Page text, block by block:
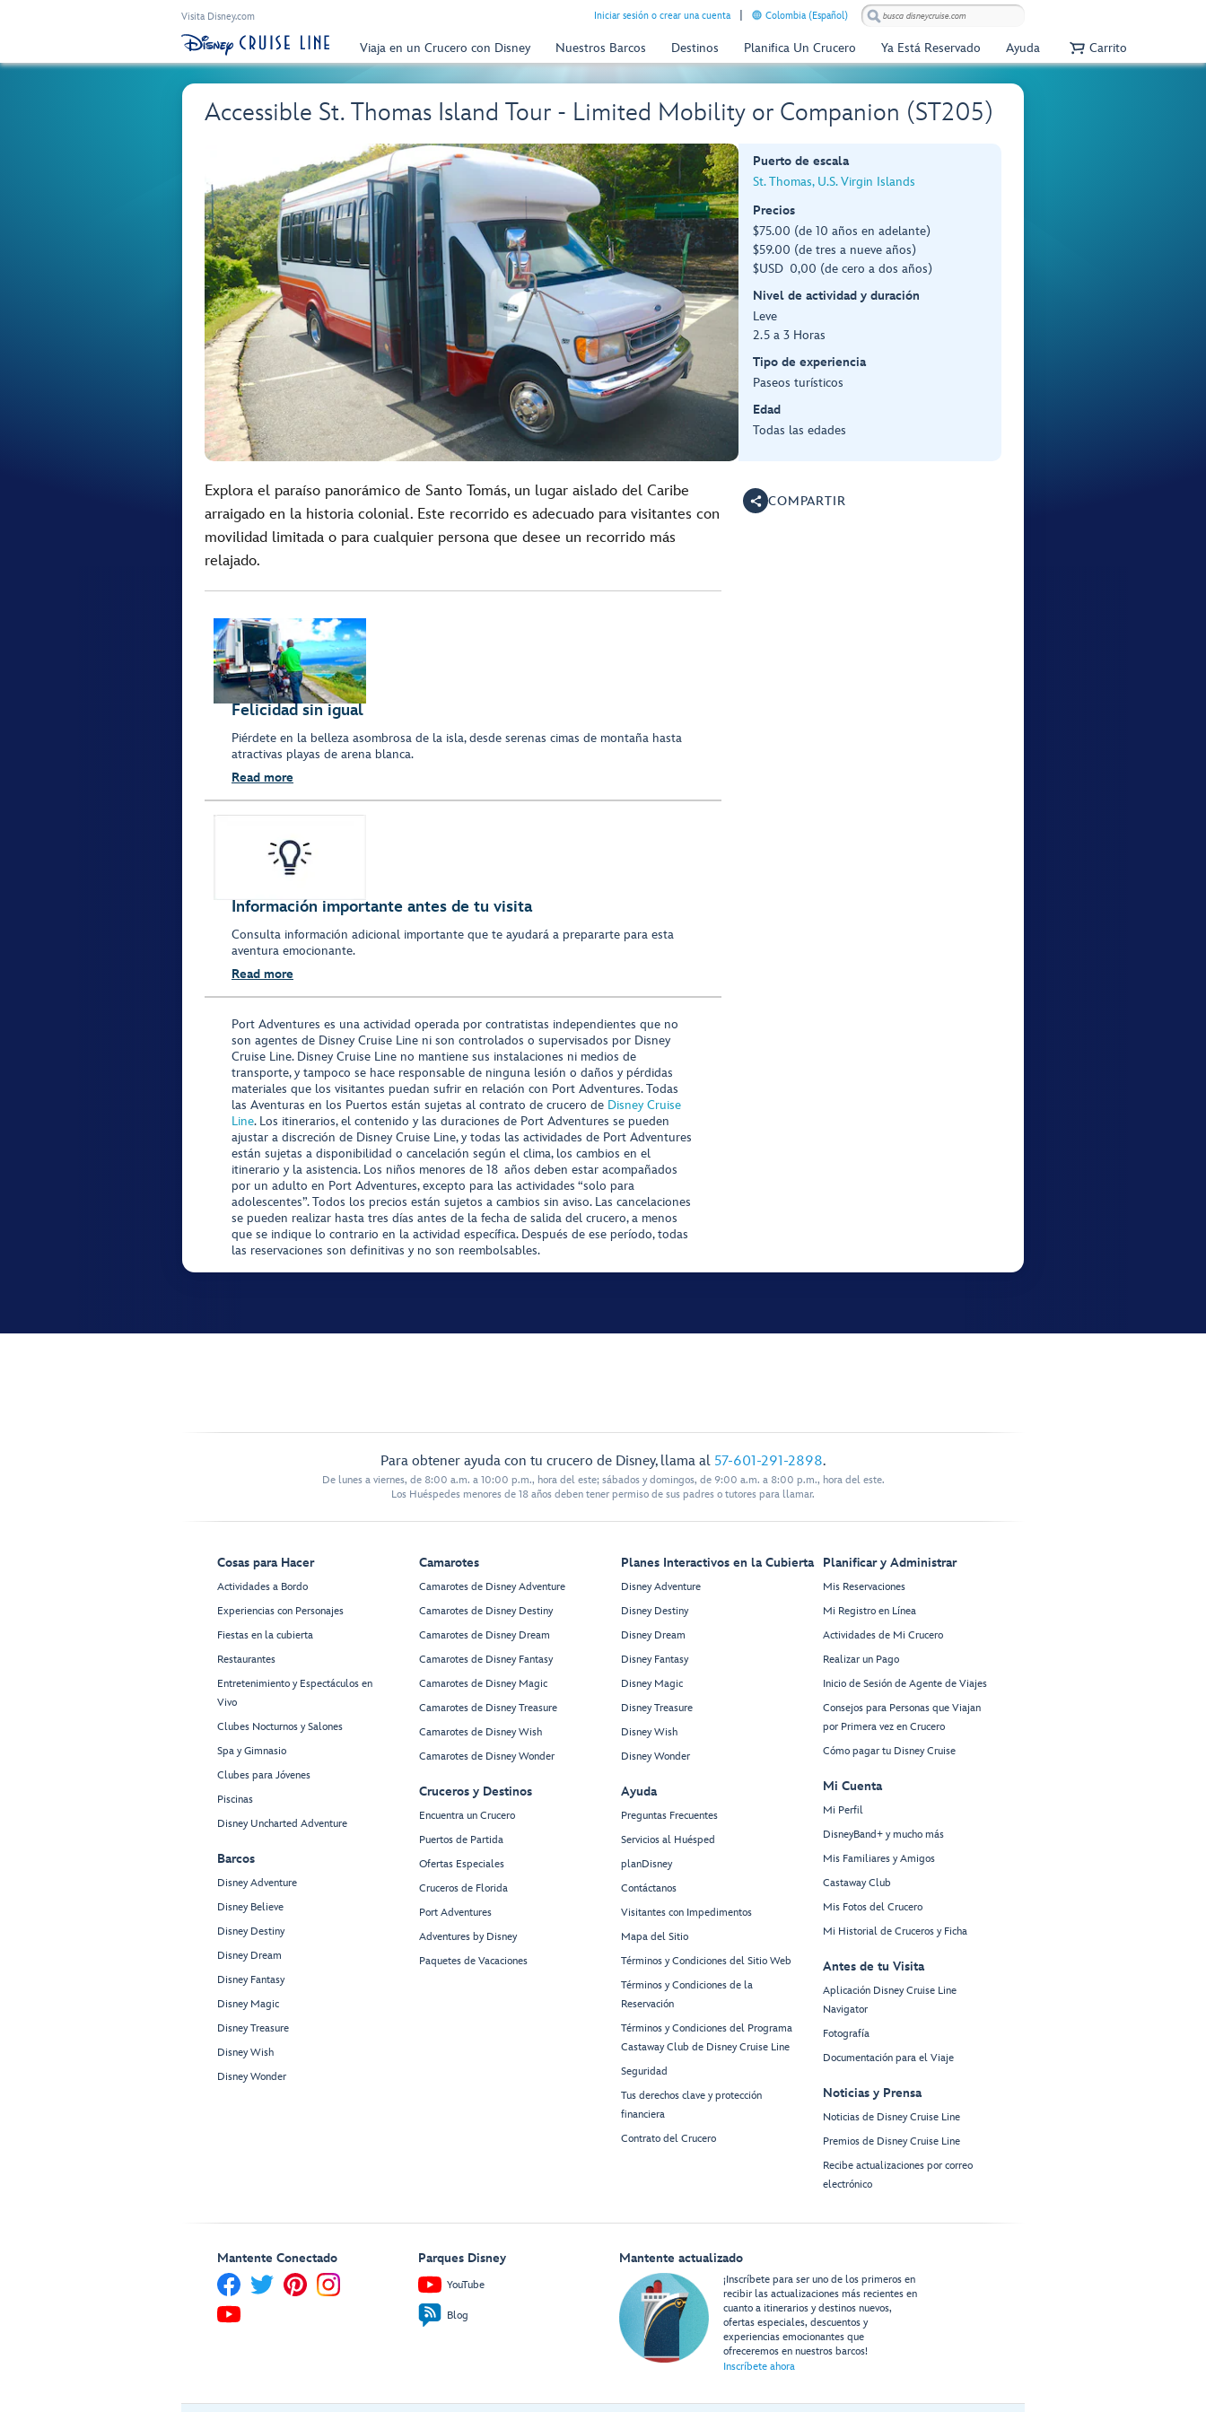
Visita Disney.com Iniciar sesión o crear una cuenta Colombia (Español)
Viaja en un Crucero con Disney Nuestros Barcos Destinos Planifica Un Crucero Ya Está Reservado Ayuda Carrito
Accessible St. Thomas Island Tour - Limited Mobility or Companion (ST205)
Puerto de escala
St. Thomas, U.S. Virgin Islands
Precios
$75.00 (de 10 años en adelante)
$59.00 (de tres a nueve años)
$USD 0,00 (de cero a dos años)
Nivel de actividad y duración
Leve
2.5 a 3 Horas
Tipo de experiencia
Paseos turísticos
Edad
Todas las edades
Explora el paraíso panorámico de Santo Tomás, un lugar aislado del Caribe
arraigado en la historia colonial. Este recorrido es adecuado para visitantes con
movilidad limitada o para cualquier persona que desee un recorrido más
relajado.
Felicidad sin igual
Piérdete en la belleza asombrosa de la isla, desde serenas cimas de montaña hasta
atractivas playas de arena blanca.
Read more
Información importante antes de tu visita
Consulta información adicional importante que te ayudará a prepararte para esta
aventura emocionante.
Read more
Port Adventures es una actividad operada por contratistas independientes que no
son agentes de Disney Cruise Line ni son controlados o supervisados por Disney
Cruise Line. Disney Cruise Line no mantiene sus instalaciones ni medios de
transporte, y tampoco se hace responsable de ninguna lesión o daños y pérdidas
materiales que los visitantes puedan sufrir en relación con Port Adventures. Todas
las Aventuras en los Puertos están sujetas al contrato de crucero de Disney Cruise
Line. Los itinerarios, el contenido y las duraciones de Port Adventures se pueden
ajustar a discreción de Disney Cruise Line, y todas las actividades de Port Adventures
están sujetas a disponibilidad o cancelación según el clima, los cambios en el
itinerario y la asistencia. Los niños menores de 18 años deben estar acompañados
por un adulto en Port Adventures, excepto para las actividades “solo para
adolescentes”. Todos los precios están sujetos a cambios sin aviso. Las cancelaciones
se pueden realizar hasta tres días antes de la fecha de salida del crucero, a menos
que se indique lo contrario en la actividad específica. Después de ese período, todas
las reservaciones son definitivas y no son reembolsables.
COMPARTIR
Para obtener ayuda con tu crucero de Disney, llama al 57-601-291-2898.
De lunes a viernes, de 8:00 a.m. a 10:00 p.m., hora del este; sábados y domingos, de 9:00 a.m. a 8:00 p.m., hora del este.
Los Huéspedes menores de 18 años deben tener permiso de sus padres o tutores para llamar.
Cosas para Hacer
Actividades a Bordo
Experiencias con Personajes
Fiestas en la cubierta
Restaurantes
Entretenimiento y Espectáculos en
Vivo
Clubes Nocturnos y Salones
Spa y Gimnasio
Clubes para Jóvenes
Piscinas
Disney Uncharted Adventure
Barcos
Disney Adventure
Disney Believe
Disney Destiny
Disney Dream
Disney Fantasy
Disney Magic
Disney Treasure
Disney Wish
Disney Wonder
Camarotes
Camarotes de Disney Adventure
Camarotes de Disney Destiny
Camarotes de Disney Dream
Camarotes de Disney Fantasy
Camarotes de Disney Magic
Camarotes de Disney Treasure
Camarotes de Disney Wish
Camarotes de Disney Wonder
Cruceros y Destinos
Encuentra un Crucero
Puertos de Partida
Ofertas Especiales
Cruceros de Florida
Port Adventures
Adventures by Disney
Paquetes de Vacaciones
Planes Interactivos en la Cubierta
Disney Adventure
Disney Destiny
Disney Dream
Disney Fantasy
Disney Magic
Disney Treasure
Disney Wish
Disney Wonder
Ayuda
Preguntas Frecuentes
Servicios al Huésped
planDisney
Contáctanos
Visitantes con Impedimentos
Mapa del Sitio
Términos y Condiciones del Sitio Web
Términos y Condiciones de la
Reservación
Términos y Condiciones del Programa
Castaway Club de Disney Cruise Line
Seguridad
Tus derechos clave y protección
financiera
Contrato del Crucero
Planificar y Administrar
Mis Reservaciones
Mi Registro en Línea
Actividades de Mi Crucero
Realizar un Pago
Inicio de Sesión de Agente de Viajes
Consejos para Personas que Viajan
por Primera vez en Crucero
Cómo pagar tu Disney Cruise
Mi Cuenta
Mi Perfil
DisneyBand+ y mucho más
Mis Familiares y Amigos
Castaway Club
Mis Fotos del Crucero
Mi Historial de Cruceros y Ficha
Antes de tu Visita
Aplicación Disney Cruise Line
Navigator
Fotografía
Documentación para el Viaje
Noticias y Prensa
Noticias de Disney Cruise Line
Premios de Disney Cruise Line
Recibe actualizaciones por correo
electrónico
Mantente Conectado Parques Disney
YouTube
Blog
Mantente actualizado
¡Inscríbete para ser uno de los primeros en
recibir las actualizaciones más recientes en
cuanto a itinerarios y destinos nuevos,
ofertas especiales, descuentos y
experiencias emocionantes que
ofreceremos en nuestros barcos!
Inscríbete ahora